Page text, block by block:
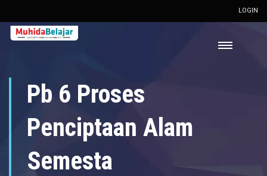
LOGIN
Pb 6 Proses
Penciptaan Alam
Semesta